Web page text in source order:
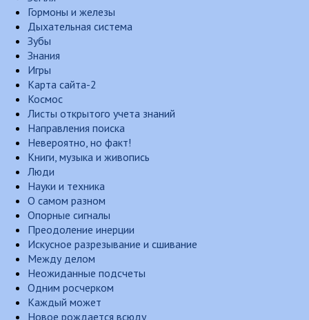
Гормоны и железы
Дыхательная система
Зубы
Знания
Игры
Карта сайта-2
Космос
Листы открытого учета знаний
Направления поиска
Невероятно, но факт!
Книги, музыка и живопись
Люди
Науки и техника
О самом разном
Опорные сигналы
Преодоление инерции
Искусное разрезывание и сшивание
Между делом
Неожиданные подсчеты
Одним росчерком
Каждый может
Новое рождается всюду